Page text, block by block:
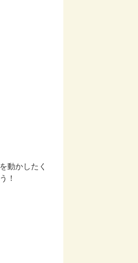
動かしたく
！